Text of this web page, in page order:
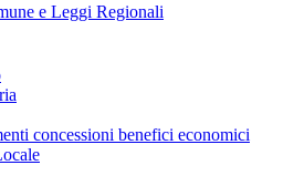
e Leggi Regionali
concessioni benefici economici